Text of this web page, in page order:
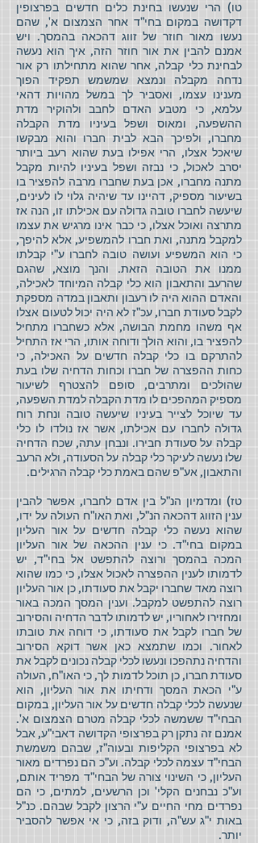
טו) הרי שנעשו בחינת כלים חדשים בפרצופין
דקדושה במקום בחי"ד אחר הצמצום א', שהם
נעשו מאור חוזר של זווג דהכאה בהמסך. ויש
אמנם להבין את אור חוזר הזה, איך הוא נעשה
לבחינת כלי קבלה, אחר שהוא מתחילתו רק אור
נדחה מקבלה ונמצא שמשמש תפקיד הפוך
מענינו עצמו, ואסביר לך במשל מהויות דהאי
עלמא, כי מטבע האדם לחבב ולהוקיר מדת
ההשפעה, ומאוס ושפל בעיניו מדת הקבלה
מחברו, ולפיכך הבא לבית חברו והוא מבקשו
שיאכל אצלו, הרי אפילו בעת שהוא רעב ביותר
יסרב לאכול, כי נבזה ושפל בעיניו להיות מקבל
מתנה מחברו, אכן בעת שחברו מרבה להפציר בו
בשיעור מספיק, דהיינו עד שיהיה גלוי לו לעינים,
שיעשה לחברו טובה גדולה עם אכילתו זו, הנה אז
מתרצה ואוכל אצלו, כי כבר אינו מרגיש את עצמו
למקבל מתנה, ואת חברו להמשפיע, אלא להיפך,
כי הוא המשפיע ועושה טובה לחברו ע"י קבלתו
ממנו את הטובה הזאת. והנך מוצא, שהגם
שהרעב והתאבון הוא כלי קבלה המיוחד לאכילה,
והאדם ההוא היה לו רעבון ותאבון במדה מספקת
לקבל סעודת חברו, עכ"ז לא היה יכול לטעום אצלו
אף משהו מחמת הבושה, אלא כשחברו מתחיל
להפציר בו, והוא הולך ודוחה אותו, הרי אז התחיל
להתרקם בו כלי קבלה חדשים על האכילה, כי
כחות ההפצרה של חברו וכחות הדחיה שלו בעת
שהולכים ומתרבים, סופם להצטרף לשיעור
מספיק המהפכים לו מדת הקבלה למדת השפעה,
עד שיוכל לצייר בעיניו שיעשה טובה ונחת רוח
גדולה לחברו עם אכילתו, אשר אז נולדו לו כלי
קבלה על סעודת חבירו. ונבחן עתה, שכח הדחיה
שלו נעשה לעיקר כלי קבלה על הסעודה, ולא הרעב
והתאבון, אע"פ שהם באמת כלי קבלה הרגילים.
טז) ומדמיון הנ"ל בין אדם לחברו, אפשר להבין
ענין הזווג דהכאה הנ"ל, ואת האו"ח העולה על ידו,
שהוא נעשה כלי קבלה חדשים על אור העליון
במקום בחי"ד. כי ענין ההכאה של אור העליון
המכה בהמסך ורוצה להתפשט אל בחי"ד, יש
לדמותו לענין ההפצרה לאכול אצלו, כי כמו שהוא
רוצה מאד שחברו יקבל את סעודתו, כן אור העליון
רוצה להתפשט למקבל. וענין המסך המכה באור
ומחזירו לאחוריו, יש לדמותו לדבר הדחיה והסירוב
של חברו לקבל את סעודתו, כי דוחה את טובתו
לאחור. וכמו שתמצא כאן אשר דוקא הסירוב
והדחיה נתהפכו ונעשו לכלי קבלה נכונים לקבל את
סעודת חברו, כן תוכל לדמות לך, כי האו"ח, העולה
ע"י הכאת המסך ודחיתו את אור העליון, הוא
שנעשה לכלי קבלה חדשים על אור העליון, במקום
הבחי"ד ששמשה לכלי קבלה מטרם הצמצום א'.
אמנם זה נתקן רק בפרצופי הקדושה דאבי"ע, אבל
לא בפרצופי הקליפות ובעוה"ז, שבהם משמשת
הבחי"ד עצמה לכלי קבלה. וע"כ הם נפרדים מאור
העליון, כי השינוי צורה של הבחי"ד מפריד אותם,
וע"כ נבחנים הקלי' וכן הרשעים, למתים, כי הם
נפרדים מחי החיים ע"י הרצון לקבל שבהם. כנ"ל
באות י"ג עש"ה, ודוק בזה, כי אי אפשר להסביר
יותר.